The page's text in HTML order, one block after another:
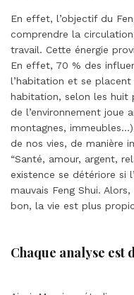
En effet, l’objectif du
comprendre la
travail. Cette énergie
En effet, 70 % des
l’habitation et se
habitation, selon les huit
de l’environnement joue
montagnes,
de nos vies, de manière
“Santé, amour, argent,
existence se détériore si
mauvais Feng Shui.
bon, la vie est plus
Chaque analyse est